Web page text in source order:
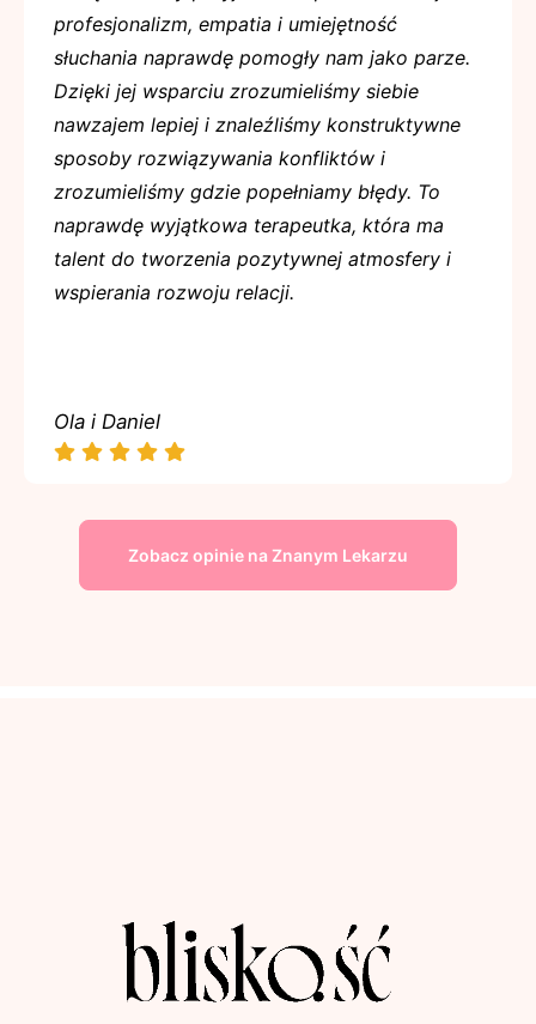
profesjonalizm, empatia i umiejętność
słuchania naprawdę pomogły nam jako parze.
Dzięki jej wsparciu zrozumieliśmy siebie
nawzajem lepiej i znaleźliśmy konstruktywne
sposoby rozwiązywania konfliktów i
zrozumieliśmy gdzie popełniamy błędy. To
naprawdę wyjątkowa terapeutka, która ma
talent do tworzenia pozytywnej atmosfery i
wspierania rozwoju relacji.
Ola i Daniel
Zobacz opinie na Znanym Lekarzu